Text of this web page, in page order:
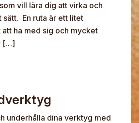
vill lära dig att virka och
sätt. En ruta är ett litet
ha med sig och mycket
[…]
underhålla dina verktyg med